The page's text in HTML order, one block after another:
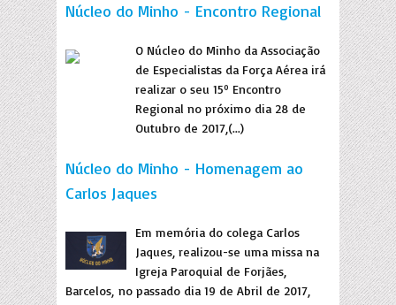
Núcleo do Minho - Encontro Regional
O Núcleo do Minho da Associação
de Especialistas da Força Aérea irá
realizar o seu 15º Encontro
Regional no próximo dia 28 de
Outubro de 2017,(...)
Núcleo do Minho - Homenagem ao
Carlos Jaques
Em memória do colega Carlos
Jaques, realizou-se uma missa na
Igreja Paroquial de Forjães,
Barcelos, no passado dia 19 de Abril de 2017,